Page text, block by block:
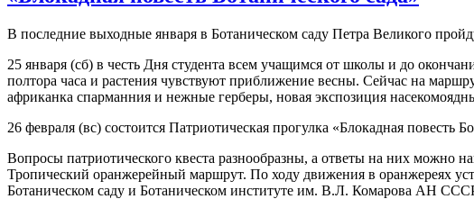
В последние выходные января в Ботаническом саду Петра Великого
25 января (сб) в честь Дня студента всем учащимся от школы и до
полтора часа и растения чувствуют приближение весны. Сейчас на
африканка спарманния и нежные герберы, новая экспозиция
26 февраля (вс) состоится Патриотическая прогулка «Блокадная повесть
Вопросы патриотического квеста разнообразны, а ответы на них
Тропический оранжерейный маршрут. По ходу движения в оранжереях
Ботаническом саду и Ботаническом институте им. В.Л. Комарова АН